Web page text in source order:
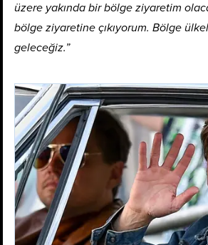
üzere yakında bir bölge ziyaretim
bölge ziyaretine çıkıyorum. Bölge
geleceğiz.”